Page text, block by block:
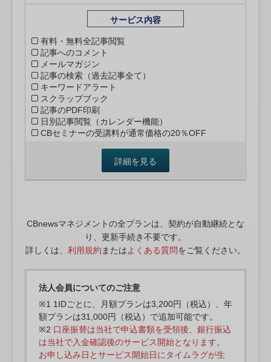
サービス内容
有料・無料全記事閲覧
記事へのコメント
メールマガジン
記事の検索（過去記事全て）
キーワードアラート
スクラップブック
記事のPDF印刷
日別記事閲覧（カレンダー機能）
CBセミナーの受講料が通常価格の20％OFF
詳細を見る
CBnewsマネジメントの全プランは、契約が自動継続とな
り、更新手続き不要です。
詳しくは、 利用規約 またはよくある質問をご覧ください。
法人会員についてのご注意
※1 1IDごとに、月額プランは3,200円（税込）、年
額プランは31,000円（税込）で追加可能です。
※2 口座振替は当社で申込書類を受領後、銀行振込
は当社で入金確認後のサービス開始となります。
お申し込み日とサービス開始日にタイムラグが生